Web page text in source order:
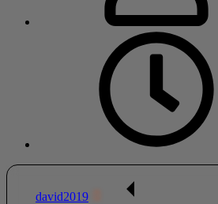
david2019